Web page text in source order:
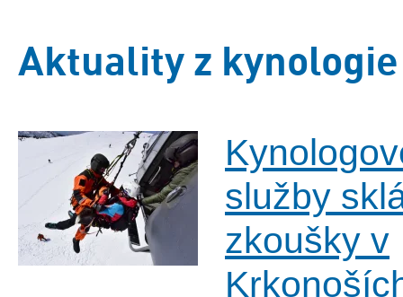
Aktuality z kynologie
služby
zkoušky v